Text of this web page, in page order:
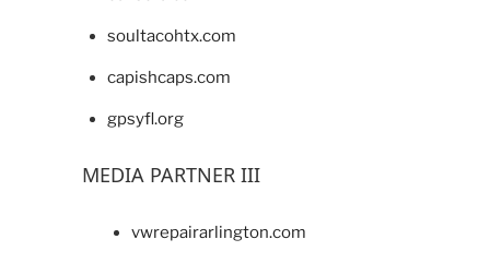
soultacohtx.com
capishcaps.com
gpsyfl.org
MEDIA PARTNER III
vwrepairarlington.com